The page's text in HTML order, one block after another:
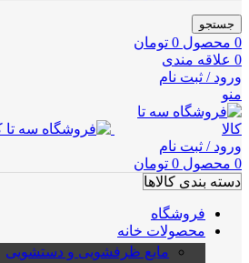
جستجو
0 محصول 0 تومان
0 علاقه مندی
ورود / ثبت نام
منو
ورود / ثبت نام
0 محصول 0 تومان
دسته بندی کالاها
فروشگاه
محصولات خانه
مایع ظرفشویی و دستشویی